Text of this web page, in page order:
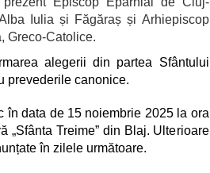
Iulia și Făgăraș și Arhiepiscop
Greco-Catolice.
alegerii din partea Sfântului
prevederile canonice.
în data de 15 noiembrie 2025 la ora
„Sfânta Treime” din Blaj. Ulterioare
în zilele următoare.